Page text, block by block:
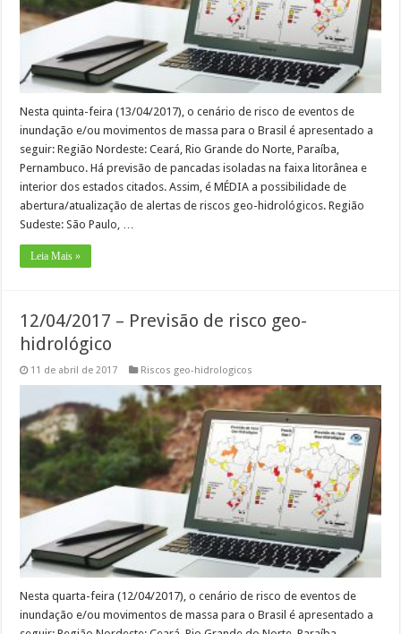
Nesta quinta-feira (13/04/2017), o cenário de risco de eventos de
inundação e/ou movimentos de massa para o Brasil é apresentado a
seguir: Região Nordeste: Ceará, Rio Grande do Norte, Paraíba,
Pernambuco. Há previsão de pancadas isoladas na faixa litorânea e
interior dos estados citados. Assim, é MÉDIA a possibilidade de
abertura/atualização de alertas de riscos geo-hidrológicos. Região
Sudeste: São Paulo, …
Leia Mais »
12/04/2017 – Previsão de risco geo-
hidrológico
11 de abril de 2017 Riscos geo-hidrologicos
Nesta quarta-feira (12/04/2017), o cenário de risco de eventos de
inundação e/ou movimentos de massa para o Brasil é apresentado a